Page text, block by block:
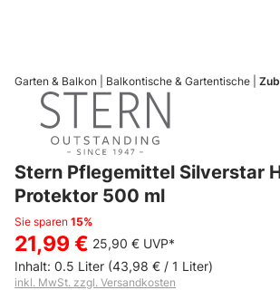
Garten & Balkon Balkontische & Gartentische
Stern Pflegemittel Silverstar
Protektor 500 ml
Sie sparen 15%
21,99 € 25,90 € UVP*
Inhalt: 0.5 Liter (43,98 € / 1 Liter)
inkl. MwSt. zzgl. Versandkosten